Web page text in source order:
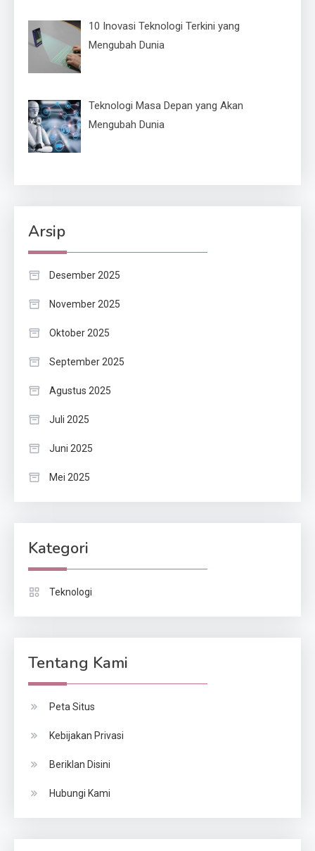
10 Inovasi Teknologi Terkini yang
Mengubah Dunia
Teknologi Masa Depan yang Akan
Mengubah Dunia
Arsip
Desember 2025
November 2025
Oktober 2025
September 2025
Agustus 2025
Juli 2025
Juni 2025
Mei 2025
Kategori
Teknologi
Tentang Kami
Peta Situs
Kebijakan Privasi
Beriklan Disini
Hubungi Kami